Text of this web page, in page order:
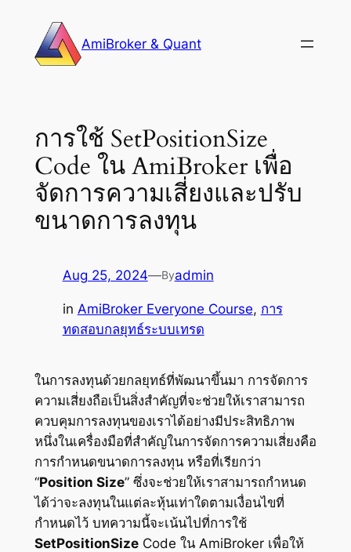
content
AmiBroker & Quant
การใช้ SetPositionSize
Code ใน AmiBroker เพื่อ
จัดการความเสี่ยงและปรับ
ขนาดการลงทุน
Aug 25, 2024—Byadmin
in AmiBroker Everyone Course, การ
ทดสอบกลยุทธ์ระบบเทรด
ในการลงทุนด้วยกลยุทธ์ที่พัฒนาขึ้นมา การจัดการ
ความเสี่ยงถือเป็นสิ่งสำคัญที่จะช่วยให้เราสามารถ
ควบคุมการลงทุนของเราได้อย่างมีประสิทธิภาพ
หนึ่งในเครื่องมือที่สำคัญในการจัดการความเสี่ยงคือ
การกำหนดขนาดการลงทุน หรือที่เรียกว่า
“Position Size” ซึ่งจะช่วยให้เราสามารถกำหนด
ได้ว่าจะลงทุนในแต่ละหุ้นเท่าใดตามเงื่อนไขที่
กำหนดไว้ บทความนี้จะเน้นไปที่การใช้
SetPositionSizeCode ใน AmiBroker เพื่อให้